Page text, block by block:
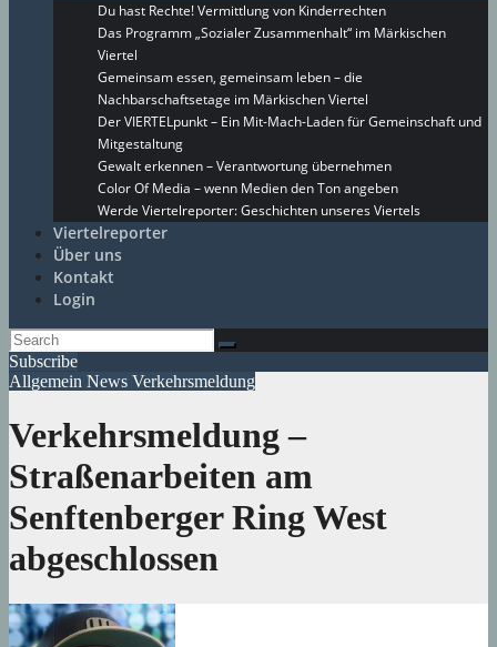
Du hast Rechte! Vermittlung von Kinderrechten
Das Programm „Sozialer Zusammenhalt“ im Märkischen
Viertel
Gemeinsam essen, gemeinsam leben – die
Nachbarschaftsetage im Märkischen Viertel
Der VIERTELpunkt – Ein Mit-Mach-Laden für Gemeinschaft und
Mitgestaltung
Gewalt erkennen – Verantwortung übernehmen
Color Of Media – wenn Medien den Ton angeben
Werde Viertelreporter: Geschichten unseres Viertels
Viertelreporter
Über uns
Kontakt
Login
Subscribe
Allgemein News Verkehrsmeldung
Verkehrsmeldung –
Straßenarbeiten am
Senftenberger Ring West
abgeschlossen